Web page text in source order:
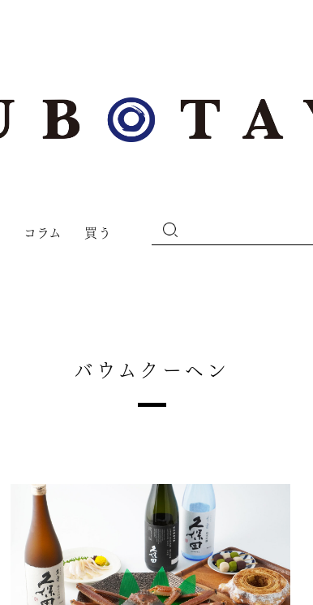
コラム 買う
バウムクーヘン